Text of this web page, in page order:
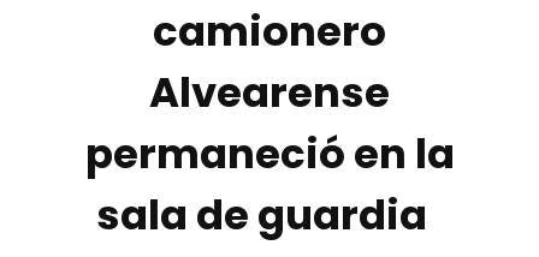
camionero
Alvearense
permaneció en la
sala de guardia